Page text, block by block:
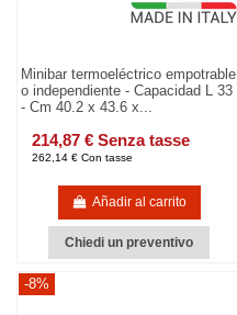
Minibar termoeléctrico empotrable
o independiente - Capacidad L 33
- Cm 40.2 x 43.6 x...
214,87 € Senza tasse
262,14 € Con tasse
Añadir al carrito
Chiedi un preventivo
-8%